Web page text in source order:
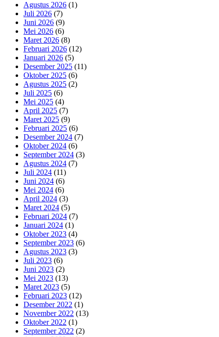
Agustus 2026 (1)
Juli 2026 (7)
Juni 2026 (9)
Mei 2026 (6)
Maret 2026 (8)
Februari 2026 (12)
Januari 2026 (5)
Desember 2025 (11)
Oktober 2025 (6)
Agustus 2025 (2)
Juli 2025 (6)
Mei 2025 (4)
April 2025 (7)
Maret 2025 (9)
Februari 2025 (6)
Desember 2024 (7)
Oktober 2024 (6)
September 2024 (3)
Agustus 2024 (7)
Juli 2024 (11)
Juni 2024 (6)
Mei 2024 (6)
April 2024 (3)
Maret 2024 (5)
Februari 2024 (7)
Januari 2024 (1)
Oktober 2023 (4)
September 2023 (6)
Agustus 2023 (3)
Juli 2023 (6)
Juni 2023 (2)
Mei 2023 (13)
Maret 2023 (5)
Februari 2023 (12)
Desember 2022 (1)
November 2022 (13)
Oktober 2022 (1)
September 2022 (2)